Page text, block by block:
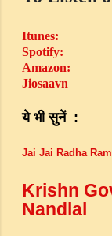
Itunes:
Spotify:
Amazon:
Jiosaavn
ये भी सुनें:
Jai Jai Radha
Krishn
Nandlal